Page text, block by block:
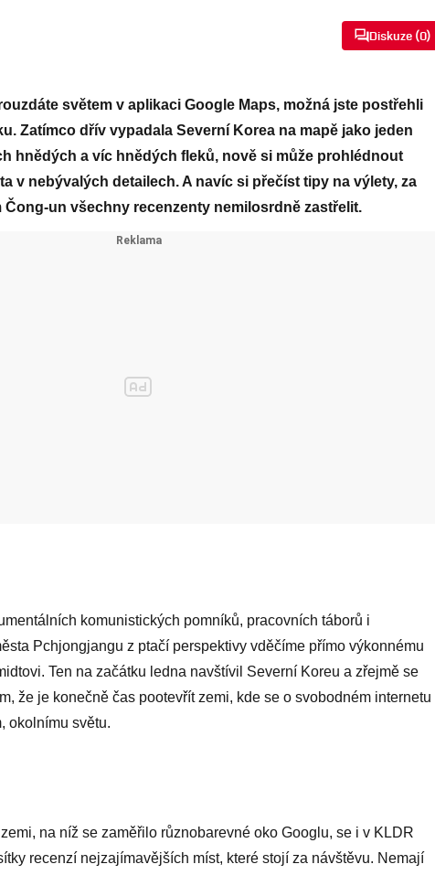
Diskuze (0)
světem v aplikaci Google Maps, možná jste postřehli
Zatímco dřív vypadala Severní Korea na mapě jako jeden
hnědých a víc hnědých fleků, nově si může prohlédnout
v nebývalých detailech. A navíc si přečíst tipy na výlety, za
Čong-un všechny recenzenty nemilosrdně zastřelit.
komunistických pomníků, pracovních táborů i
Pchjongjangu z ptačí perspektivy vděčíme přímo výkonnému
Ten na začátku ledna navštívil Severní Koreu a zřejmě se
že je konečně čas pootevřít zemi, kde se o svobodném internetu
okolnímu světu.
na níž se zaměřilo různobarevné oko Googlu, se i v KLDR
recenzí nejzajímavějších míst, které stojí za návštěvu. Nemají